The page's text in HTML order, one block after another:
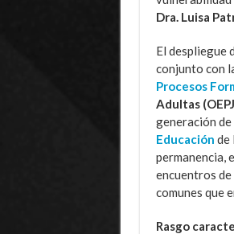
Dra. Luisa
El despliegue
conjunto con
Procesos
Adultas
generación
Educación de
permanencia,
encuentros
comunes que
Rasgo